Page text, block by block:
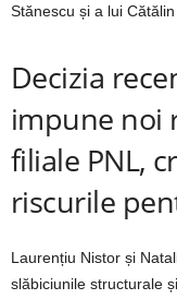
Stănescu și a lui Cătălin
Decizia
impune noi
filiale PNL,
riscurile
Laurențiu Nistor și
slăbiciunile structurale